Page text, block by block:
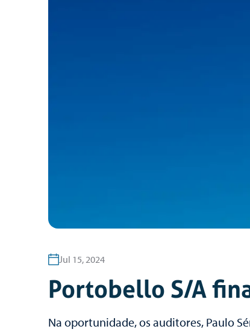
Jul 15, 2024
Portobello S/A
Na oportunidade, os auditores, Paulo